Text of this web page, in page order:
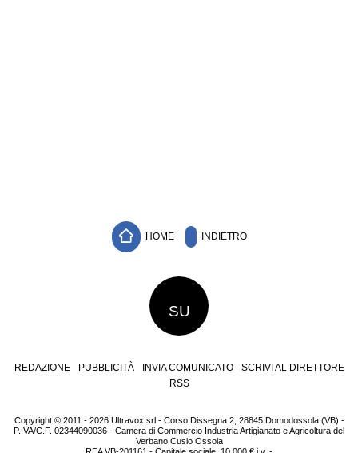
HOME INDIETRO
SU
REDAZIONE PUBBLICITÀ INVIA COMUNICATO
SCRIVI AL DIRETTORE
RSS
Copyright © 2011 - 2026 Ultravox srl - Corso Dissegna 2, 28845 Domodossola (VB) -
P.IVA/C.F. 02344090036 - Camera di Commercio Industria Artigianato e Agricoltura del
Verbano Cusio Ossola